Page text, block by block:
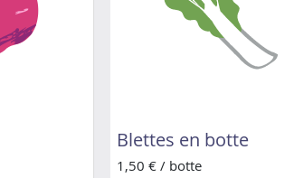
Blettes en botte
1,50 € / botte